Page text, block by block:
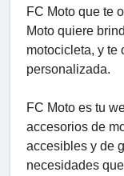
FC Moto que te
Moto quiere
motocicleta, y te
personalizada.
FC Moto es tu
accesorios de
accesibles y de
necesidades